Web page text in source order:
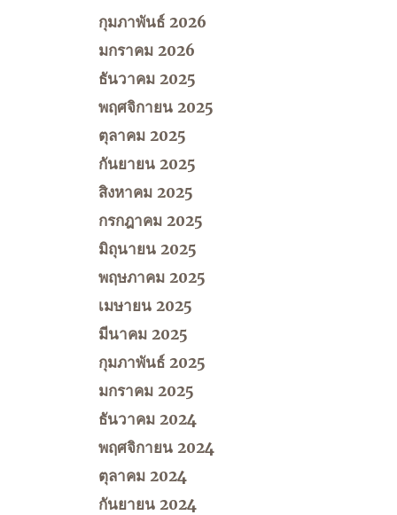
กุมภาพันธ์ 2026
มกราคม 2026
ธันวาคม 2025
พฤศจิกายน 2025
ตุลาคม 2025
กันยายน 2025
สิงหาคม 2025
กรกฎาคม 2025
มิถุนายน 2025
พฤษภาคม 2025
เมษายน 2025
มีนาคม 2025
กุมภาพันธ์ 2025
มกราคม 2025
ธันวาคม 2024
พฤศจิกายน 2024
ตุลาคม 2024
กันยายน 2024